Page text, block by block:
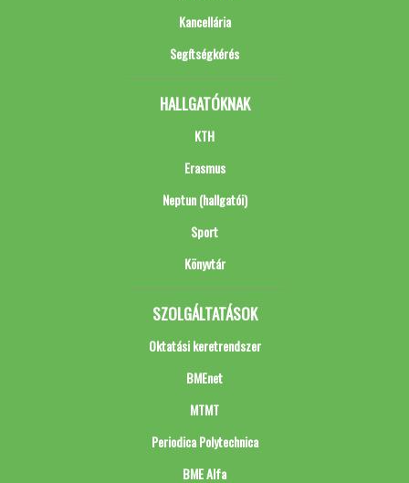
Kancellária
Segítségkérés
HALLGATÓKNAK
KTH
Erasmus
Neptun (hallgatói)
Sport
Könyvtár
SZOLGÁLTATÁSOK
Oktatási keretrendszer
BMEnet
MTMT
Periodica Polytechnica
BME Alfa